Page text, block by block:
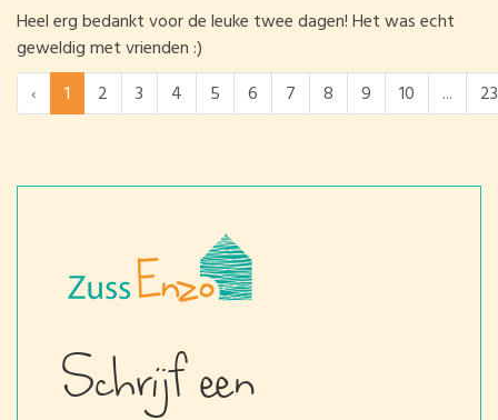
Heel erg bedankt voor de leuke twee dagen! Het was echt
geweldig met vrienden :)
‹
1 2 3 4 5 6 7 8 9 10 ... 23
Schrijf een